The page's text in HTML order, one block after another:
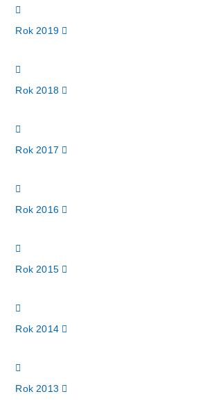
Rok 2019
Rok 2018
Rok 2017
Rok 2016
Rok 2015
Rok 2014
Rok 2013